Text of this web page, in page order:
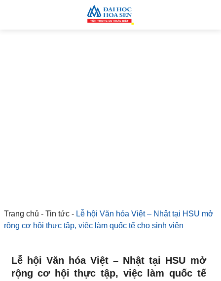
Trang chủ - Tin tức- Lễ hội Văn hóa Việt – Nhật tại HSU mở
rộng cơ hội thực tập, việc làm quốc tế cho sinh viên
Lễ hội Văn hóa Việt – Nhật tại HSU mở
rộng cơ hội thực tập, việc làm quốc tế